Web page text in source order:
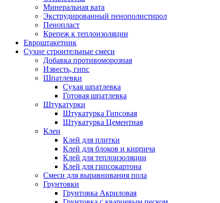
Минеральная вата
Экструдированный пенополистирол
Пенопласт
Крепеж к теплоизоляции
Евроштакетник
Сухие строительные смеси
Добавка противоморозная
Известь, гипс
Шпатлевки
Сухая шпатлевка
Готовая шпатлевка
Штукатурки
Штукатурка Гипсовая
Штукатурка Цементная
Клеи
Клей для плитки
Клей для блоков и кирпича
Клей для теплоизоляции
Клей для гипсокартона
Смеси для выравнивания пола
Грунтовки
Грунтовка Акриловая